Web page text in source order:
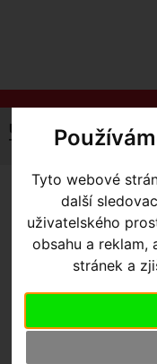
Tyto webové
další
uživatelského
obsahu a reklam,
stránek a
Úvodní strana
Teleskopické
Páčka
PÁČKA
OBJÍMKY
Výrobce: